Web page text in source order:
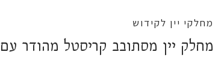
מחלקי יין לקידוש
מחלק יין מסתובב קריסטל מהודר עם 8 כוסיות "זהב"